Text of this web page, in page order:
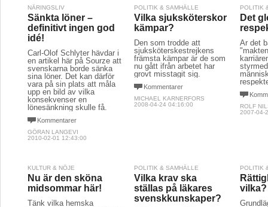
NÄRINGSLIV
Sänkta löner –
definitivt ingen god
idé!
Carl-Olof Schlyter hävdar i
en artikel här på Sourze att
svenskarna borde sänka
sina löner. Det kan därför
vara på sin plats att måla
upp en bild av vilka
konsekvenser en
lönesänkning skulle få.
Kommentarer
GÖRAN LANGEVI
2010-02-01 12:43:00
POLITIK & SAMHÄLLE
Vilka sjuksköterskor
kämpar?
Den som trodde att
sjuksköterskestrejkens
främsta kämpar är de som
nu gått ifrån arbetet har
grovt misstagit sig.
Kommentarer
MICHAEL KARNERFORS
2008-04-24 04:16:00
POLITIK
Det
Är det
ROLF
2007-04-
KULTUR & NÖJE
Nu är den sköna
midsommar här!
Tänk vilka hemska
POLITIK & SAMHÄLLE
Vilka krav ska
ställas på läkares
svenskkunskaper?
POLITIK
vilka?